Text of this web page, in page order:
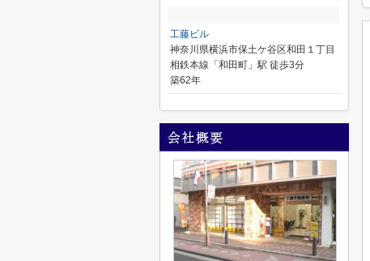
工藤ビル
神奈川県横浜市保土ケ谷区和田１丁目
相鉄本線「和田町」駅 徒歩3分
築62年